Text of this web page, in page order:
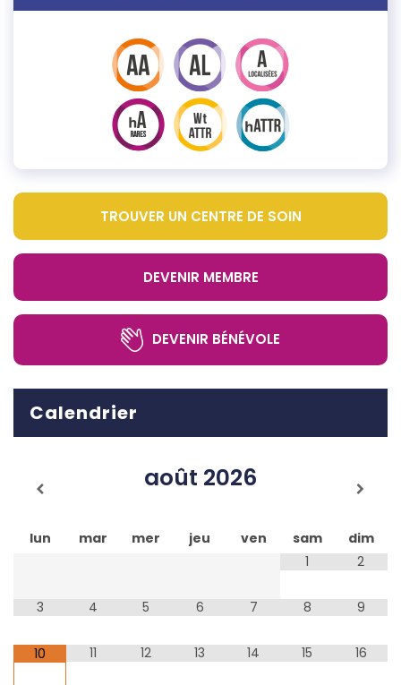
TROUVER UN CENTRE DE SOIN
DEVENIR MEMBRE
DEVENIR BÉNÉVOLE
Calendrier
août 2026
lun mar mer jeu ven sam
dim
1
2
3 4 5 6 7 8 9
10 11 12 13 14 15 16